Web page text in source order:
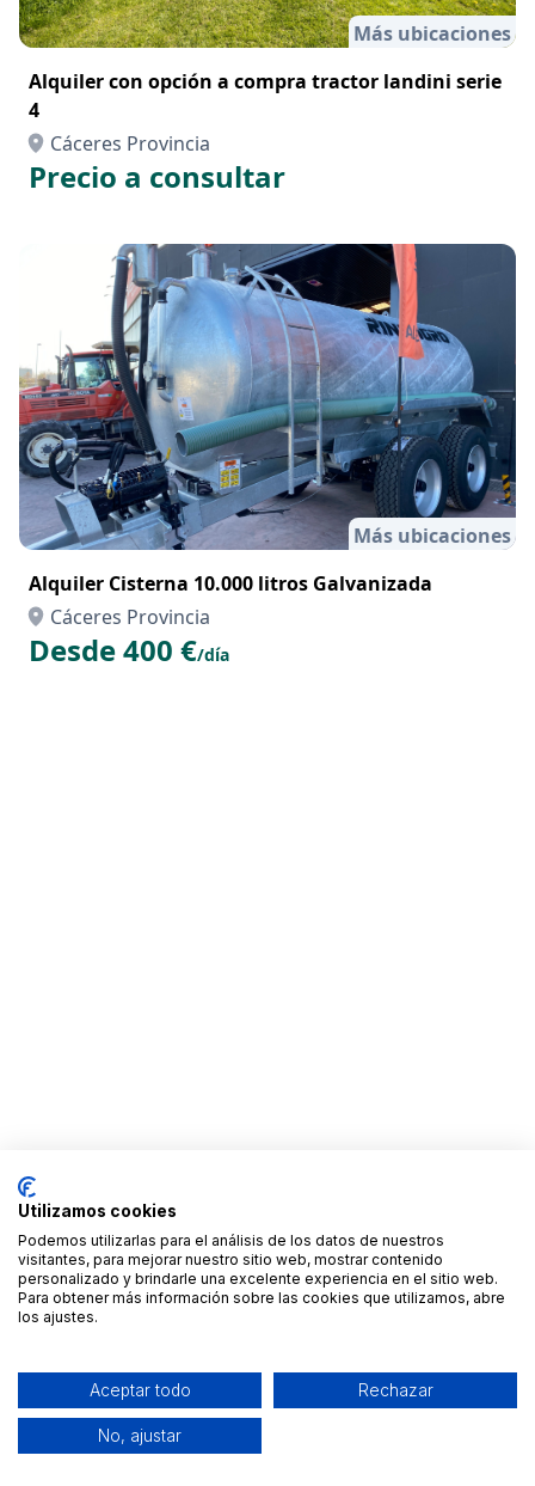
Más ubicaciones
Alquiler con opción a compra tractor landini serie
4
Cáceres Provincia
Precio a consultar
Más ubicaciones
Alquiler Cisterna 10.000 litros Galvanizada
Cáceres Provincia
Desde 400 €/día
Utilizamos cookies
Podemos utilizarlas para el análisis de los datos de nuestros
visitantes, para mejorar nuestro sitio web, mostrar contenido
personalizado y brindarle una excelente experiencia en el sitio web.
Para obtener más información sobre las cookies que utilizamos, abre
los ajustes.
Aceptar todo Rechazar
No, ajustar